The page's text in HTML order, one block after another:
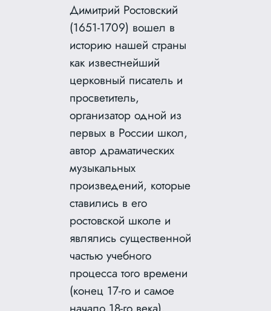
Димитрий Ростовский
(1651-1709) вошел в
историю нашей страны
как известнейший
церковный писатель и
просветитель,
организатор одной из
первых в России школ,
автор драматических
музыкальных
произведений, которые
ставились в его
ростовской школе и
являлись существенной
частью учебного
процесса того времени
(конец 17-го и самое